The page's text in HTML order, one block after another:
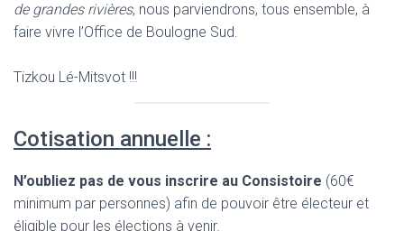
de grandes rivières, nous parviendrons, tous ensemble, à
faire vivre l’Office de Boulogne Sud.
Tizkou Lé-Mitsvot !!!
Cotisation annuelle :
N’oubliez pas de vous inscrire au Consistoire (60€
minimum par personnes) afin de pouvoir être électeur et
éligible pour les élections à venir.